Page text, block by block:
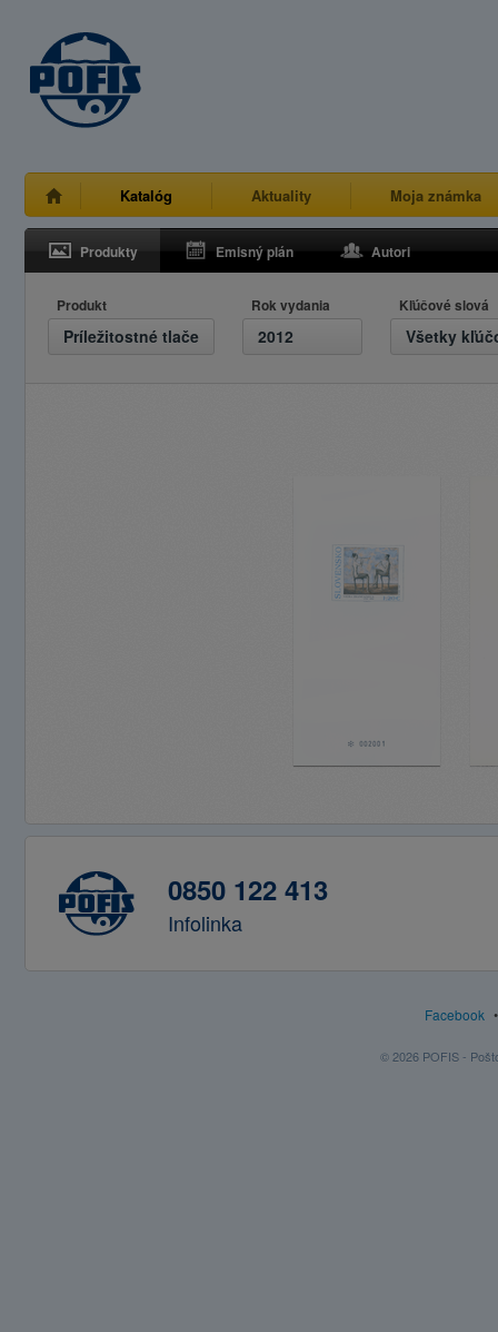
Katalóg Aktuality Moja známka
Produkty Emisný plán Autori
Produkt
Príležitostné tlače
Rok vydania
2012
Kľúčové slová
0850 122 413
Infolinka
Facebook
© 2026 POFIS -